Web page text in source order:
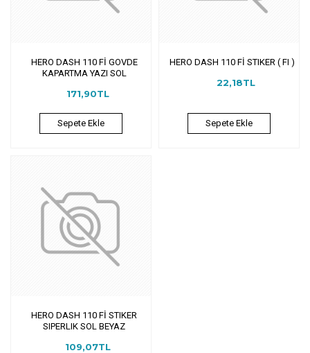
HERO DASH 110 Fİ GOVDE
KAPARTMA YAZI SOL
171,90TL
Sepete Ekle
HERO DASH 110 Fİ STIKER ( FI )
22,18TL
Sepete Ekle
HERO DASH 110 Fİ STIKER
SIPERLIK SOL BEYAZ
109,07TL